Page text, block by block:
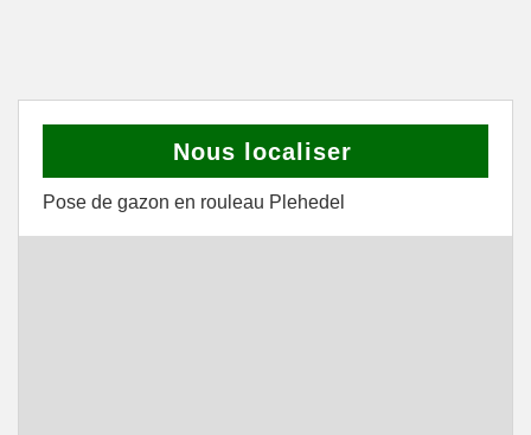
Nous localiser
Pose de gazon en rouleau Plehedel